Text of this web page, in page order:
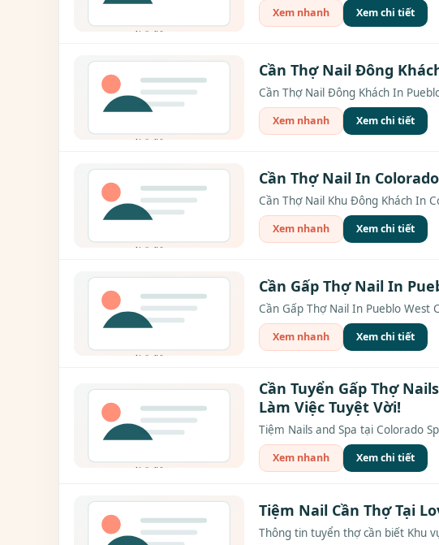
Xem nhanh Xem chi tiết
Cần Thợ Nail Đông
Cần Thợ Nail Đông Khách In
Xem nhanh Xem chi tiết
Cần Thợ Nail In
Cần Thợ Nail Khu Đông Khách In
Xem nhanh Xem chi tiết
Cần Gấp Thợ Nail In
Cần Gấp Thợ Nail In Pueblo West
Xem nhanh Xem chi tiết
Cần Tuyển Gấp Thợ
Làm Việc Tuyệt Vời!
Tiệm Nails and Spa tại Colorado
Xem nhanh Xem chi tiết
Tiệm Nail Cần Thợ Tại
Thông tin tuyển thợ cần biết Khu